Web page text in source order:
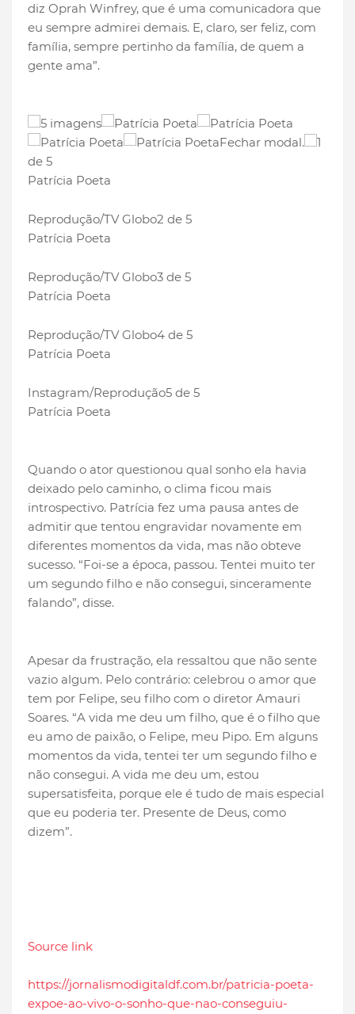
diz Oprah Winfrey, que é uma comunicadora que
eu sempre admirei demais. E, claro, ser feliz, com
família, sempre pertinho da família, de quem a
gente ama”.
5 imagens
Fechar modal.
1
de 5
Patrícia Poeta
Reprodução/TV Globo2 de 5
Patrícia Poeta
Reprodução/TV Globo3 de 5
Patrícia Poeta
Reprodução/TV Globo4 de 5
Patrícia Poeta
Instagram/Reprodução5 de 5
Patrícia Poeta
Quando o ator questionou qual sonho ela havia
deixado pelo caminho, o clima ficou mais
introspectivo. Patrícia fez uma pausa antes de
admitir que tentou engravidar novamente em
diferentes momentos da vida, mas não obteve
sucesso. “Foi-se a época, passou. Tentei muito ter
um segundo filho e não consegui, sinceramente
falando”, disse.
Apesar da frustração, ela ressaltou que não sente
vazio algum. Pelo contrário: celebrou o amor que
tem por Felipe, seu filho com o diretor Amauri
Soares. “A vida me deu um filho, que é o filho que
eu amo de paixão, o Felipe, meu Pipo. Em alguns
momentos da vida, tentei ter um segundo filho e
não consegui. A vida me deu um, estou
supersatisfeita, porque ele é tudo de mais especial
que eu poderia ter. Presente de Deus, como
dizem”.
Source link
https://jornalismodigitaldf.com.br/patricia-poeta-
expoe-ao-vivo-o-sonho-que-nao-conseguiu-